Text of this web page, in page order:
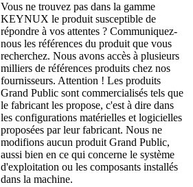
Vous ne trouvez pas dans la gamme
KEYNUX le produit susceptible de
répondre à vos attentes ? Communiquez-
nous les références du produit que vous
recherchez. Nous avons accès à plusieurs
milliers de références produits chez nos
fournisseurs. Attention ! Les produits
Grand Public sont commercialisés tels que
le fabricant les propose, c'est à dire dans
les configurations matérielles et logicielles
proposées par leur fabricant. Nous ne
modifions aucun produit Grand Public,
aussi bien en ce qui concerne le système
d'exploitation ou les composants installés
dans la machine.